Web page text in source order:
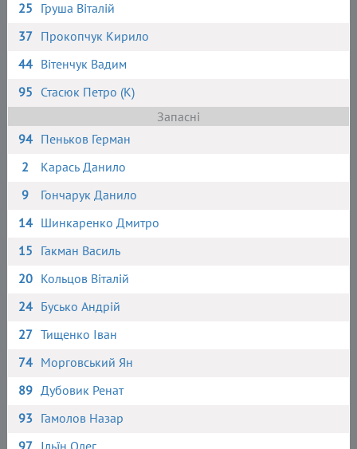
25 Груша Віталій
37 Прокопчук Кирило
44 Вітенчук Вадим
95 Стасюк Петро (К)
Запасні
94 Пеньков Герман
2
Карась Данило
9
Гончарук Данило
14 Шинкаренко Дмитро
15 Гакман Василь
20 Кольцов Віталій
24 Бусько Андрій
27 Тищенко Іван
74 Морговський Ян
89 Дубовик Ренат
93 Гамолов Назар
97 Ільїн Олег